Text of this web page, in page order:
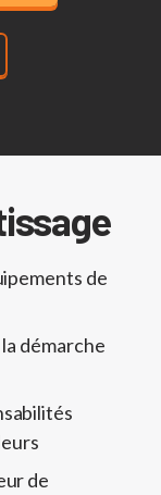
de
démarche
de